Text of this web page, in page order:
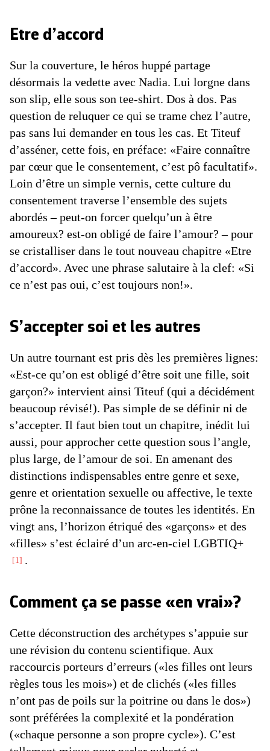
Etre d’accord
Sur la couverture, le héros huppé partage
désormais la vedette avec Nadia. Lui lorgne dans
son slip, elle sous son tee-shirt. Dos à dos. Pas
question de reluquer ce qui se trame chez l’autre,
pas sans lui demander en tous les cas. Et Titeuf
d’asséner, cette fois, en préface: «Faire connaître
par cœur que le consentement, c’est pô facultatif».
Loin d’être un simple vernis, cette culture du
consentement traverse l’ensemble des sujets
abordés – peut-on forcer quelqu’un à être
amoureux? est-on obligé de faire l’amour? – pour
se cristalliser dans le tout nouveau chapitre «Etre
d’accord». Avec une phrase salutaire à la clef: «Si
ce n’est pas oui, c’est toujours non!».
S’accepter soi et les autres
Un autre tournant est pris dès les premières lignes:
«Est-ce qu’on est obligé d’être soit une fille, soit
garçon?» intervient ainsi Titeuf (qui a décidément
beaucoup révisé!). Pas simple de se définir ni de
s’accepter. Il faut bien tout un chapitre, inédit lui
aussi, pour approcher cette question sous l’angle,
plus large, de l’amour de soi. En amenant des
distinctions indispensables entre genre et sexe,
genre et orientation sexuelle ou affective, le texte
prône la reconnaissance de toutes les identités. En
vingt ans, l’horizon étriqué des «garçons» et des
«filles» s’est éclairé d’un arc-en-ciel LGBTIQ+
1 .
Comment ça se passe «en vrai»?
Cette déconstruction des archétypes s’appuie sur
une révision du contenu scientifique. Aux
raccourcis porteurs d’erreurs («les filles ont leurs
règles tous les mois») et de clichés («les filles
n’ont pas de poils sur la poitrine ou dans le dos»)
sont préférées la complexité et la pondération
(«chaque personne a son propre cycle»). C’est